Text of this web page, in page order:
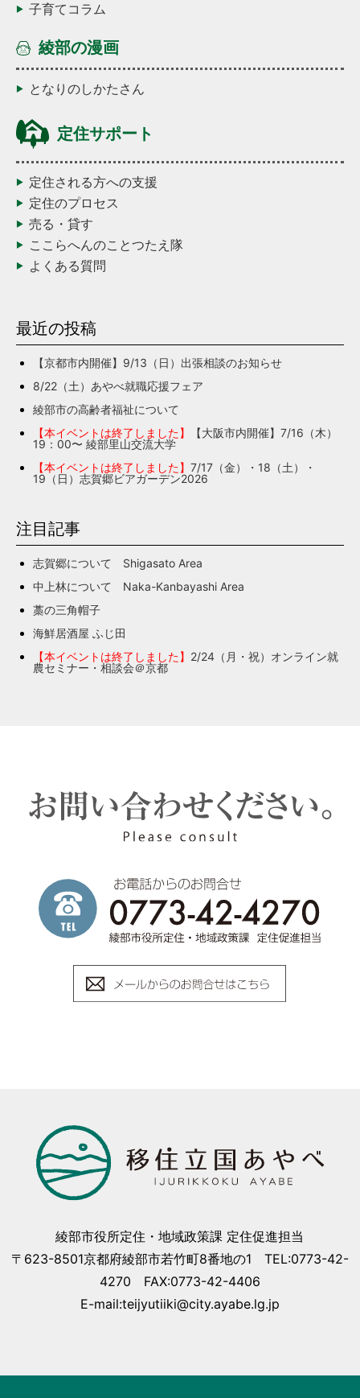
子育てコラム
綾部の漫画
となりのしかたさん
定住サポート
定住される方への支援
定住のプロセス
売る・貸す
ここらへんのことつたえ隊
よくある質問
最近の投稿
【京都市内開催】9/13（日）出張相談のお知らせ
8/22（土）あやべ就職応援フェア
綾部市の高齢者福祉について
【本イベントは終了しました】
【大阪市内開催】7/16（木）
19：00〜 綾部里山交流大学
【本イベントは終了しました】 7/17（金）・18（土）・
19（日）志賀郷ビアガーデン2026
注目記事
志賀郷について Shigasato Area
中上林について Naka-Kanbayashi Area
藁の三角帽子
海鮮居酒屋 ふじ田
【本イベントは終了しました】 2/24（月・祝）オンライン就
農セミナー・相談会＠京都
綾部市役所定住・地域政策課 定住促進担当
〒623-8501京都府綾部市若竹町8番地の1 TEL:0773-42-
4270 FAX:0773-42-4406
E-mail:teijyutiiki@city.ayabe.lg.jp